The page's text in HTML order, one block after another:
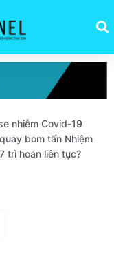
nhiễm Covid-19
bom tấn Nhiệm
trì hoãn liên tục?